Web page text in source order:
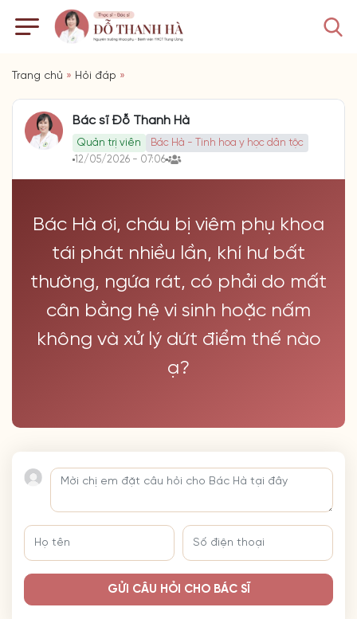
Trang chủ » Hỏi đáp »
Bác sĩ Đỗ Thanh Hà
Quản trị viên
Bác Hà - Tinh hoa y học dân tộc
12/05/2026 - 07:06
Bác Hà ơi, cháu bị viêm phụ khoa
tái phát nhiều lần, khí hư bất
thường, ngứa rát, có phải do mất
cân bằng hệ vi sinh hoặc nấm
không và xử lý dứt điểm thế nào
ạ?
GỬI CÂU HỎI CHO BÁC SĨ